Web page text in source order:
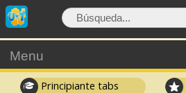
Menu
Principiante tabs